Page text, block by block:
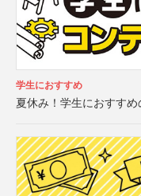
学生におすすめ
夏休み！学生におすす